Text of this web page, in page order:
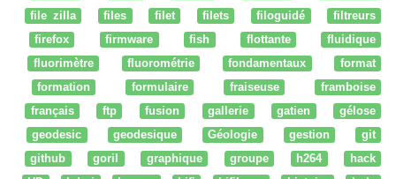
file zilla
files filet filets filoguidé
filtreurs
firefox
firmware fish flottante
fluidique
fluorimètre
fluorométrie fondamentaux
format
formation
formulaire fraiseuse
framboise
français
ftp fusion gallerie gatien
gélose
geodesic
geodesique Géologie gestion
git
github
goril graphique groupe h264
hack